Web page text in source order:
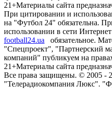
21+Материалы сайта
При цитировании и
на "Футбол 24" обязательна.
использовании в сети
football24.ua
обязательное.
"Спецпроект", "Партнерский
компаний" публикуем на
21+Материалы сайта
Все права защищены. © 2005 -
"Телерадиокомпания Люкс".